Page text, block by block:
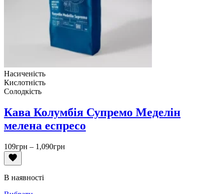
Насиченість
Кислотність
Солодкість
Кава Колумбія Супремо Меделін
мелена еспресо
109грн – 1,090грн
В наявності